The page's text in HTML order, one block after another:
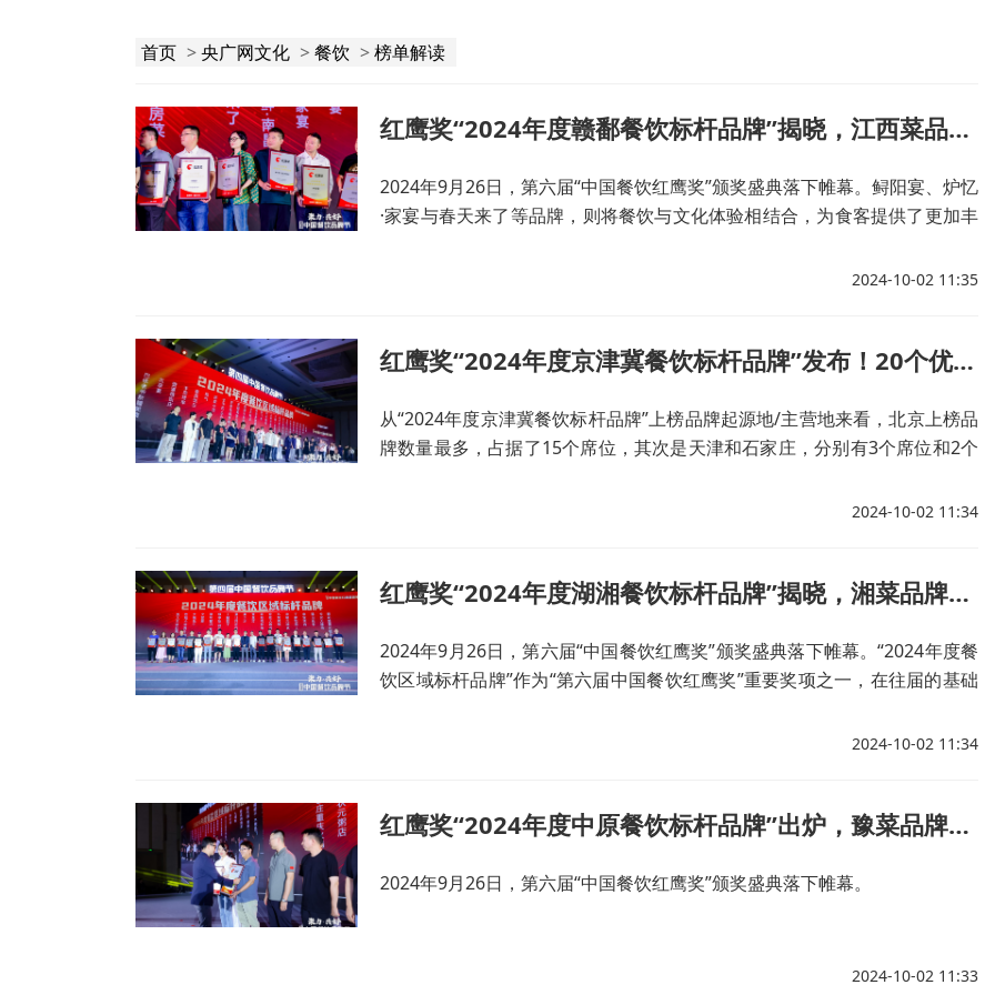
首页 >央广网文化 >餐饮 >榜单解读
红鹰奖“2024年度赣鄱餐饮标杆品牌”揭晓，江西菜品牌跑出了加速度
2024年9月26日，第六届“中国餐饮红鹰奖”颁奖盛典落下帷幕。鲟阳宴、炉忆
·家宴与春天来了等品牌，则将餐饮与文化体验相结合，为食客提供了更加丰
2024-10-02 11:35
红鹰奖“2024年度京津冀餐饮标杆品牌”发布！20个优秀品牌上榜
从“2024年度京津冀餐饮标杆品牌”上榜品牌起源地/主营地来看，北京上榜品
牌数量最多，占据了15个席位，其次是天津和石家庄，分别有3个席位和2个
2024-10-02 11:34
红鹰奖“2024年度湖湘餐饮标杆品牌”揭晓，湘菜品牌呈多元化发展态势
2024年9月26日，第六届“中国餐饮红鹰奖”颁奖盛典落下帷幕。“2024年度餐
饮区域标杆品牌”作为“第六届中国餐饮红鹰奖”重要奖项之一，在往届的基础
2024-10-02 11:34
红鹰奖“2024年度中原餐饮标杆品牌”出炉，豫菜品牌纷纷崭露头角
2024年9月26日，第六届“中国餐饮红鹰奖”颁奖盛典落下帷幕。
2024-10-02 11:33